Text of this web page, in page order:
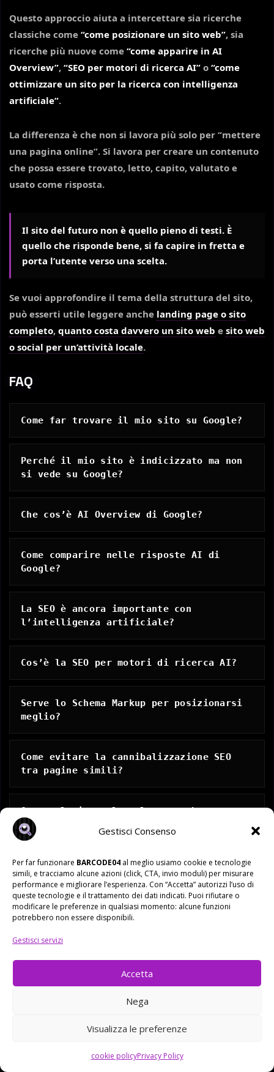
Gestisci Consenso
Per far funzionare BARCODE04 al meglio usiamo cookie e tecnologie
simili, e tracciamo alcune azioni (click, CTA, invio moduli) per misurare
performance e migliorare l’esperienza. Con “Accetta” autorizzi l’uso di
queste tecnologie e il trattamento dei dati indicati. Puoi rifiutare o
modificare le preferenze in qualsiasi momento: alcune funzioni
potrebbero non essere disponibili.
Gestisci servizi
Accetta
Nega
Visualizza le preferenze
cookie policyPrivacy Policy
Questo approccio aiuta a intercettare sia ricerche
classiche come “come posizionare un sito web”, sia
ricerche più nuove come “come apparire in AI
Overview”, “SEO per motori di ricerca AI” o “come
ottimizzare un sito per la ricerca con intelligenza
artificiale”.
La differenza è che non si lavora più solo per “mettere
una pagina online”. Si lavora per creare un contenuto
che possa essere trovato, letto, capito, valutato e
usato come risposta.
Il sito del futuro non è quello pieno di testi. È
quello che risponde bene, si fa capire in fretta e
porta l’utente verso una scelta.
Se vuoi approfondire il tema della struttura del sito,
può esserti utile leggere anche landing page o sito
completo, quanto costa davvero un sito web e sito web
o social per un’attività locale.
FAQ
Come far trovare il mio sito su Google?
Perché il mio sito è indicizzato ma non
si vede su Google?
Che cos’è AI Overview di Google?
Come comparire nelle risposte AI di
Google?
La SEO è ancora importante con
l’intelligenza artificiale?
Cos’è la SEO per motori di ricerca AI?
Serve lo Schema Markup per posizionarsi
meglio?
Come evitare la cannibalizzazione SEO
tra pagine simili?
Questa logica vale solo per web agency e
siti web?
Vuoi capire se il tuo sito è pronto
per la nuova SEO?
Se il tuo sito è online ma non porta contatti, se
non capisci perché non compare su Google o se
intelligenza artificiale, possiamo analizzarlo
insieme in modo concreto.
BARCODE04 • SEO CHECK
IL TUO SITO SI FA TROVARE?
Se vuoi capire se il tuo sito è pronto per Google, AI
Overview e la nuova SEO, possiamo guardarlo
insieme e capire cosa migliorare.
CHIAMA ORA